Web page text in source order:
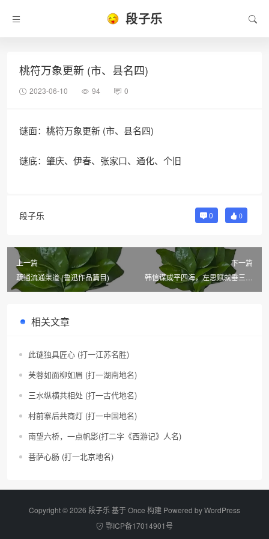
段子乐
桃符万象更新 (市、县名四)
2023-06-10 94 0
谜面：桃符万象更新 (市、县名四)
谜底：肇庆、伊春、张家口、通化、个旧
段子乐 0 0
上一篇
疏通流通渠道 (鲁迅作品篇目)
下一篇
韩信谋成平四海，左思赋就垂三都
相关文章
此谜独具匠心 (打一江苏名胜)
芙蓉如面柳如眉 (打一湖南地名)
三水纵横共相处 (打一古代地名)
村前寨后共商灯 (打一中国地名)
南望六桥，一点帆影(打二字《西游记》人名)
菩萨心肠 (打一北京地名)
Copyright © 2026 段子乐 基于 Once 构建 Powered byWordPress
鄂ICP备17014901号